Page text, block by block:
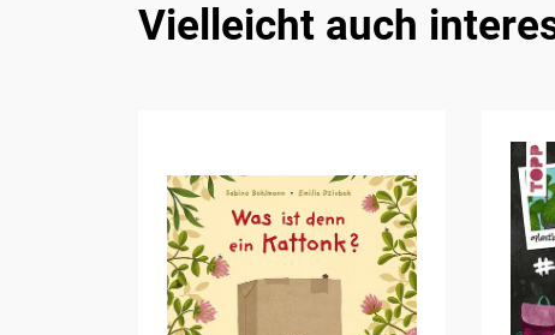
Vielleicht auch